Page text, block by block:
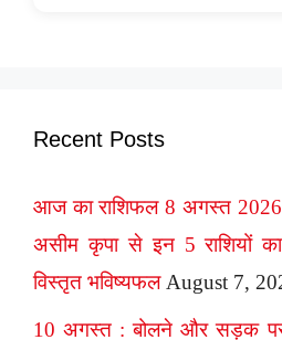
Recent Posts
आज का राशिफल 8 अगस्त 2026:
असीम कृपा से इन 5 राशियों का
विस्तृत भविष्यफल August 7,
10 अगस्त : बोलने और सड़क